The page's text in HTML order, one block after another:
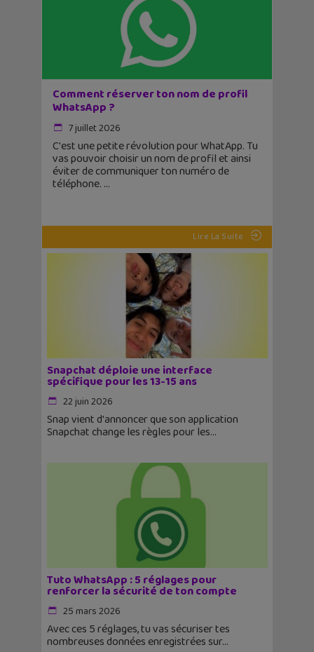
Comment réserver ton nom de profil
WhatsApp ?
7 juillet 2026
C'est une petite révolution pour WhatApp. Tu
vas pouvoir choisir un nom de profil et ainsi
éviter de communiquer ton numéro de
téléphone.
Lire La Suite
Snapchat déploie une interface
spécifique pour les 13-15 ans
22 juin 2026
Snap vient d'annoncer que son application
Snapchat change les règles pour les
Tuto WhatsApp : 5 réglages pour
renforcer la sécurité de ton compte
25 mars 2026
Avec ces 5 réglages, tu vas sécuriser tes
nombreuses données enregistrées sur